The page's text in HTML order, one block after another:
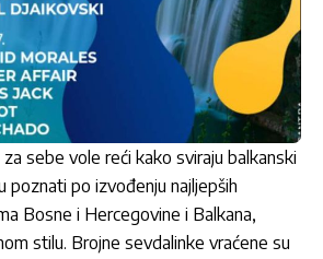
sebe vole reći kako sviraju balkanski
poznati po izvođenju najljepših
Bosne i Hercegovine i Balkana,
stilu. Brojne sevdalinke vraćene su